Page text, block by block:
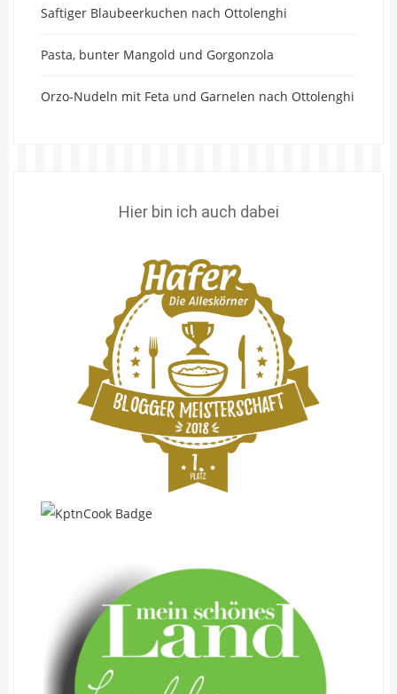
Saftiger Blaubeerkuchen nach Ottolenghi
Pasta, bunter Mangold und Gorgonzola
Orzo-Nudeln mit Feta und Garnelen nach Ottolenghi
Hier bin ich auch dabei